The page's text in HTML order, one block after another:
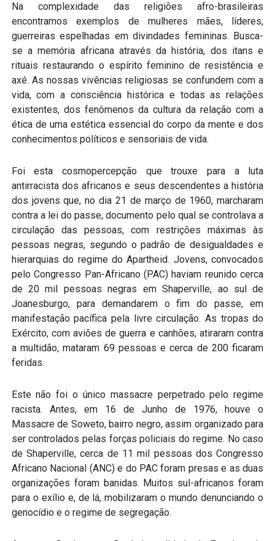
Na complexidade das religiões afro-brasileiras
encontramos exemplos de mulheres mães, líderes,
guerreiras espelhadas em divindades femininas. Busca-
se a memória africana através da história, dos itans e
rituais restaurando o espírito feminino de resistência e
axé. As nossas vivências religiosas se confundem com a
vida, com a consciência histórica e todas as relações
existentes, dos fenômenos da cultura da relação com a
ética de uma estética essencial do corpo da mente e dos
conhecimentos políticos e sensoriais de vida.
Foi esta cosmopercepção que trouxe para a luta
antirracista dos africanos e seus descendentes a história
dos jovens que, no dia 21 de março de 1960, marcharam
contra a lei do passe, documento pelo qual se controlava a
circulação das pessoas, com restrições máximas às
pessoas negras, segundo o padrão de desigualdades e
hierarquias do regime do Apartheid. Jovens, convocados
pelo Congresso Pan-Africano (PAC) haviam reunido cerca
de 20 mil pessoas negras em Shaperville, ao sul de
Joanesburgo, para demandarem o fim do passe, em
manifestação pacífica pela livre circulação. As tropas do
Exército, com aviões de guerra e canhões, atiraram contra
a multidão, mataram 69 pessoas e cerca de 200 ficaram
feridas.
Este não foi o único massacre perpetrado pelo regime
racista. Antes, em 16 de Junho de 1976, houve o
Massacre de Soweto, bairro negro, assim organizado para
ser controlados pelas forças policiais do regime. No caso
de Shaperville, cerca de 11 mil pessoas dos Congresso
Africano Nacional (ANC) e do PAC foram presas e as duas
organizações foram banidas. Muitos sul-africanos foram
para o exílio e, de lá, mobilizaram o mundo denunciando o
genocídio e o regime de segregação.